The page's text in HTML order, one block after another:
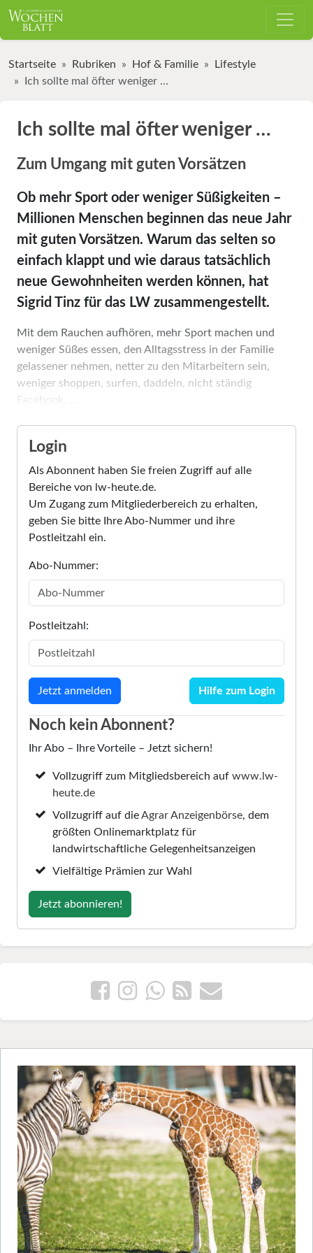
Startseite Rubriken Hof & Familie
Lifestyle
Ich sollte mal öfter weniger …
Ich sollte mal öfter weniger …
Zum Umgang mit guten Vorsätzen
Ob mehr Sport oder weniger Süßigkeiten –
Millionen Menschen beginnen das neue Jahr
mit guten Vorsätzen. Warum das selten so
einfach klappt und wie daraus tatsächlich
neue Gewohnheiten werden können, hat
Sigrid Tinz für das LW zusammengestellt.
Mit dem Rauchen aufhören, mehr Sport machen und
weniger Süßes essen, den Alltagsstress in der Familie
gelassener nehmen, netter zu den Mitarbeitern sein,
weniger shoppen, surfen, daddeln, nicht ständig
Facebook, ...
Login
Als Abonnent haben Sie freien Zugriff auf alle
Bereiche von lw-heute.de.
Um Zugang zum Mitgliederbereich zu erhalten,
geben Sie bitte Ihre Abo-Nummer und ihre
Postleitzahl ein.
Abo-Nummer:
Postleitzahl:
Hilfe zum Login
Noch kein Abonnent?
Ihr Abo – Ihre Vorteile – Jetzt sichern!
Vollzugriff zum Mitgliedsbereich aufwww.lw-
heute.de
Vollzugriff auf dieAgrar Anzeigenbörse, dem
größten Onlinemarktplatz für
landwirtschaftliche Gelegenheitsanzeigen
Vielfältige Prämien zur Wahl
Jetzt abonnieren!